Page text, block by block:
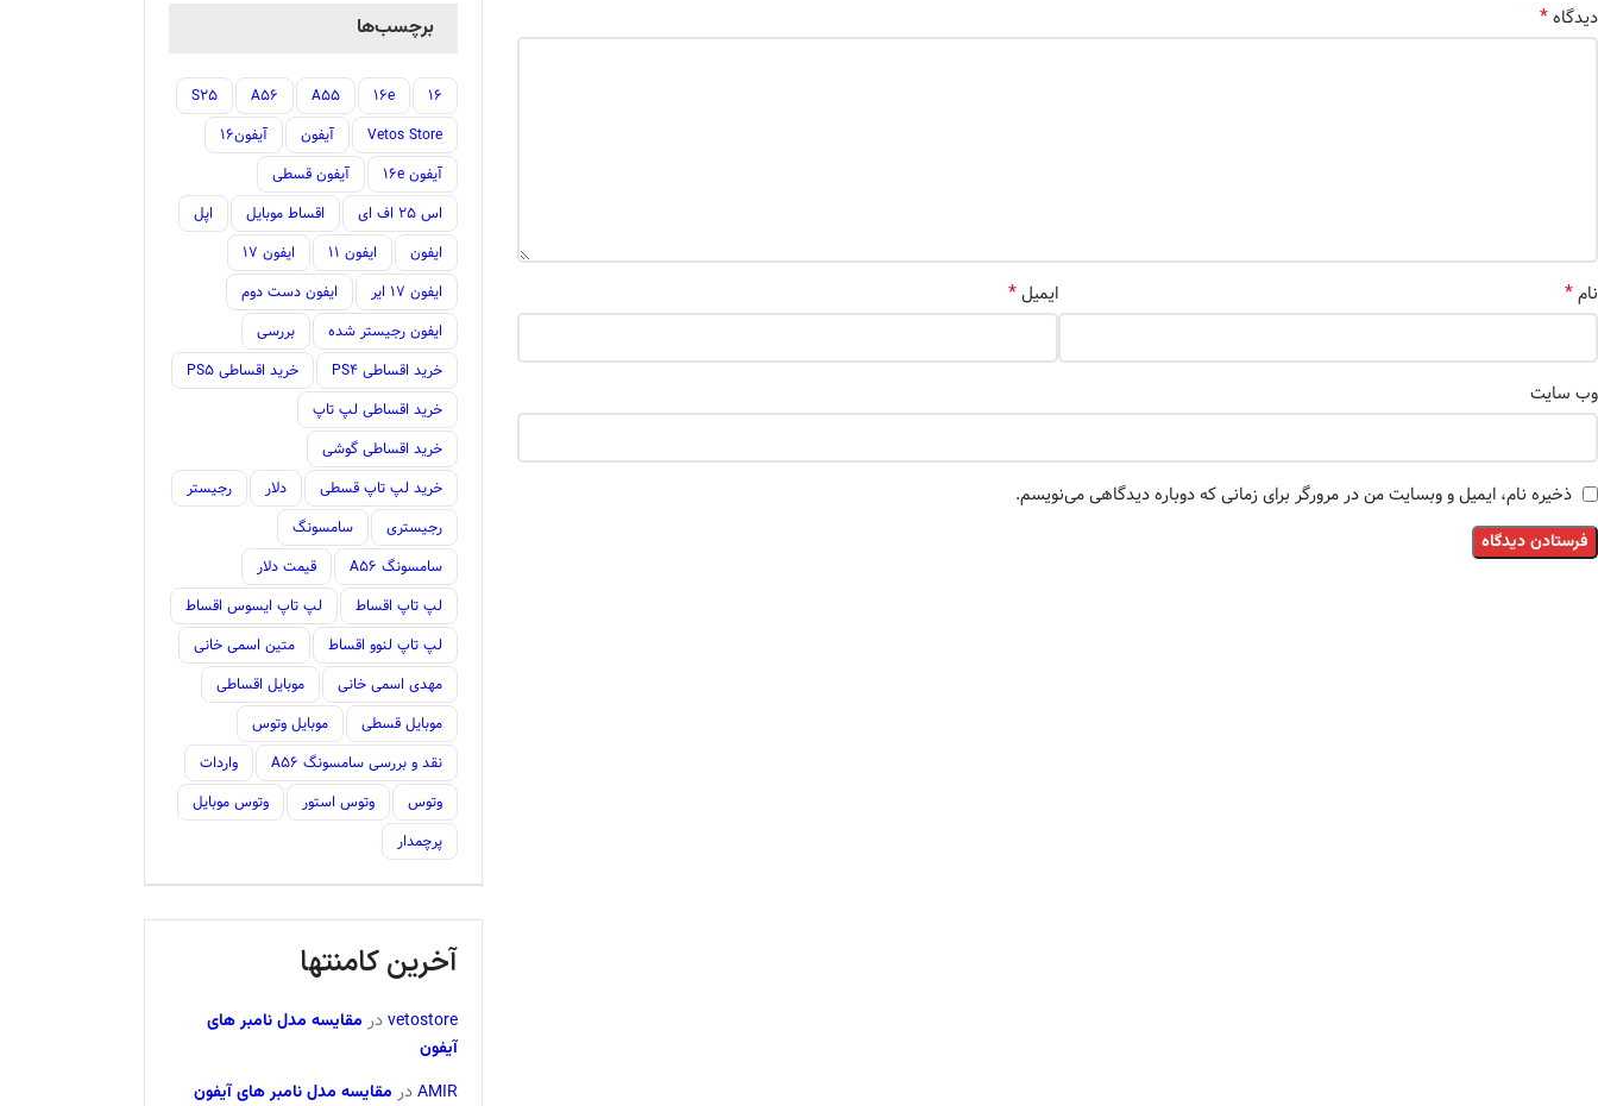
دیدگاه*
نام* ایمیل*
وب‌ سایت
ذخیره نام، ایمیل و وبسایت من در مرورگر برای زمانی که دوباره دیدگاهی می‌نویسم.
برچسب‌ها
16
16e
A55
A56
S25
Vetos Store
آیفون
آیفون16
آیفون 16e
آیفون قسطی
اس 25 اف ای
اقساط موبایل
اپل
ایفون
ایفون 11
ایفون 17
ایفون 17 ایر
ایفون دست دوم
ایفون رجیستر شده
بررسی
خرید اقساطی PS4
خرید اقساطی PS5
خرید اقساطی لپ تاپ
خرید اقساطی گوشی
خرید لپ تاپ قسطی
دلار
رجیستر
رجیستری
سامسونگ
سامسونگ A56
قیمت دلار
لپ تاپ اقساط
لپ تاپ ایسوس اقساط
لپ تاپ لنوو اقساط
متین اسمی خانی
مهدی اسمی خانی
موبایل اقساطی
موبایل قسطی
موبایل وتوس
نقد و بررسی سامسونگ A56
واردات
وتوس
وتوس استور
وتوس موبایل
پرچمدار
آخرین کامنتها
vetostoreدر مقایسه مدل نامبر های
آیفون
AMIRدر مقایسه مدل نامبر های آیفون